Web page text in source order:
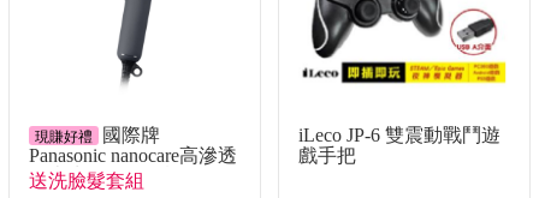
現賺好禮
國際牌
Panasonic nanocare高滲透
奈米水離子吹風機
送洗臉髮套組
iLeco JP-6 雙震動戰鬥遊
戲手把